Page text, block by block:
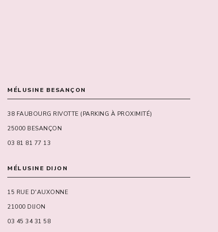
MÉLUSINE BESANÇON
38 FAUBOURG RIVOTTE (PARKING À PROXIMITÉ)
25000 BESANÇON
03 81 81 77 13
MÉLUSINE DIJON
15 RUE D'AUXONNE
21000 DIJON
03 45 34 31 58